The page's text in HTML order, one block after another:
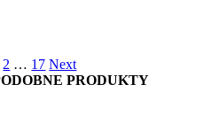
2 … 17 Next
PRODUKTY